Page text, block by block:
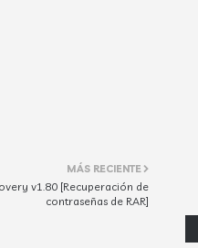
MÁS RECIENTE
v1.80 [Recuperación de
contraseñas de RAR]